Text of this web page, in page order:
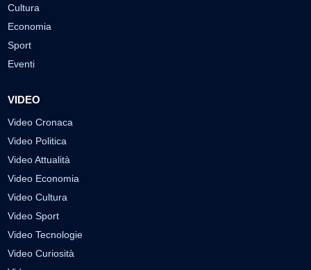
Cultura
Economia
Sport
Eventi
VIDEO
Video Cronaca
Video Politica
Video Attualità
Video Economia
Video Cultura
Video Sport
Video Tecnologie
Video Curiosità